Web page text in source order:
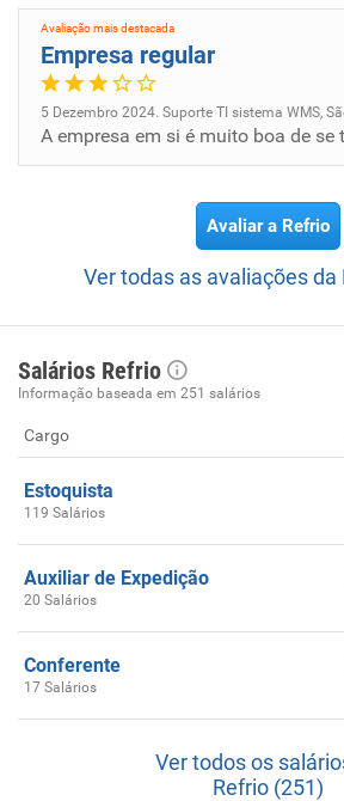
armazenamento e distribuição.
Missão:
Oferecer aos nossos clientes e
prestação de serviços de inteligência
dentro da cadeia de frio.
Avaliação mais destacada
Empresa regular
5 Dezembro 2024. Suporte TI sistema WMS,
Avaliar a Refrio
Ver todas as avaliações da
Salários Refrio
Informação baseada em 251 salários
Cargo
Estoquista
119 Salários
Auxiliar de Expedição
20 Salários
Conferente
17 Salários
Ver todos os
Refrio (251)